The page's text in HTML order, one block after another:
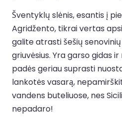
Šventyklų slėnis, esantis į
Agridžento, tikrai vertas
galite atrasti šešių
griuvėsius. Yra garso gidas ir
padės geriau suprasti
lankotės vasarą,
vandens buteliuose, nes
nepadaro!